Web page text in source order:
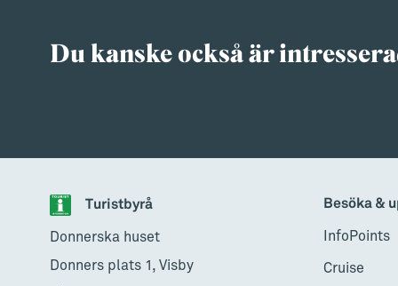
Du kanske också är
Turistbyrå
Donnerska huset
Donners plats 1, Visby
Besöka &
InfoPoints
Cruise